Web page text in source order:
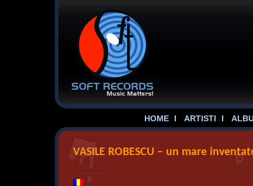
HOME ARTISTI
VASILE ROBESCU – un mare